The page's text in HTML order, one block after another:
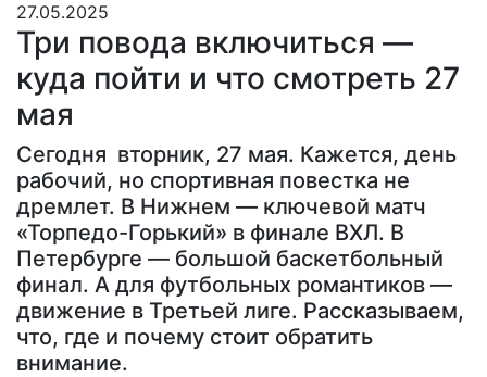
27.05.2025
Три повода включиться —
куда пойти и что смотреть 27
мая
Сегодня вторник, 27 мая. Кажется, день
рабочий, но спортивная повестка не
дремлет. В Нижнем — ключевой матч
«Торпедо-Горький» в финале ВХЛ. В
Петербурге — большой баскетбольный
финал. А для футбольных романтиков —
движение в Третьей лиге. Рассказываем,
что, где и почему стоит обратить
внимание.